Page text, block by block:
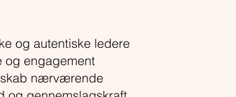
og autentiske ledere
og engagement
nærværende